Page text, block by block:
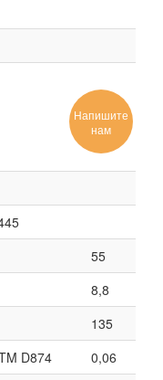
55
8,8
135
D874
0,06
Напишите
нам